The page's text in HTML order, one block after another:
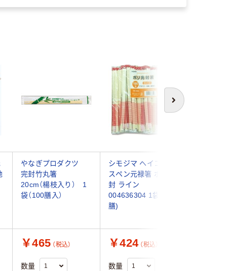
次へ
やなぎプロダクツ
完封竹丸箸
20cm（楊枝入り） 1
袋（100膳入）
シモジマ ヘイコーア
スペン元禄箸 ポリ完
封 ライン
004636304 1袋(100
膳)
￥465 （税込）
数量
￥424 （税込）
数量